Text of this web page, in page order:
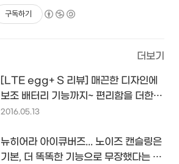
구독하기
더보기
[LTE egg+ S 리뷰] 매끈한 디자인에
보조 배터리 기능까지~ 편리함을 더한
신형 kt 에그의 등장...
2016.05.13
뉴히어라 아이큐버즈... 노이즈 캔슬링은
기본, 더 똑똑한 기능으로 무장했다는 블